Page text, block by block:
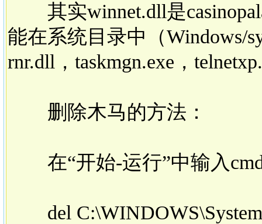
其实winnet.dll是
能在系统目录中（Windows/
rnr.dll，taskmgn.exe，
删除木马的方法：
在“开始-运行”中输入
del